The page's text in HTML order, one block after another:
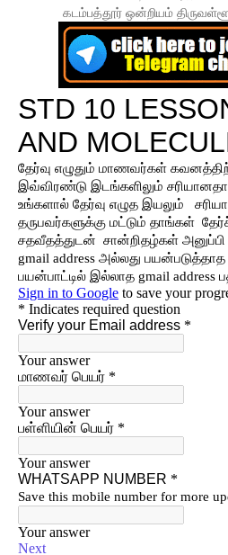
கடம்பத்தூர் ஒன்றியம்